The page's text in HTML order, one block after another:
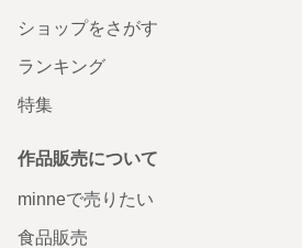
ショップをさがす
ランキング
特集
作品販売について
minneで売りたい
食品販売